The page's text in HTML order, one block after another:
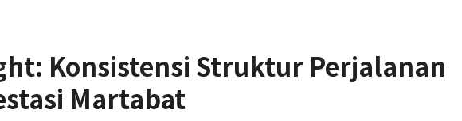
Konsistensi Struktur Perjalanan
Martabat